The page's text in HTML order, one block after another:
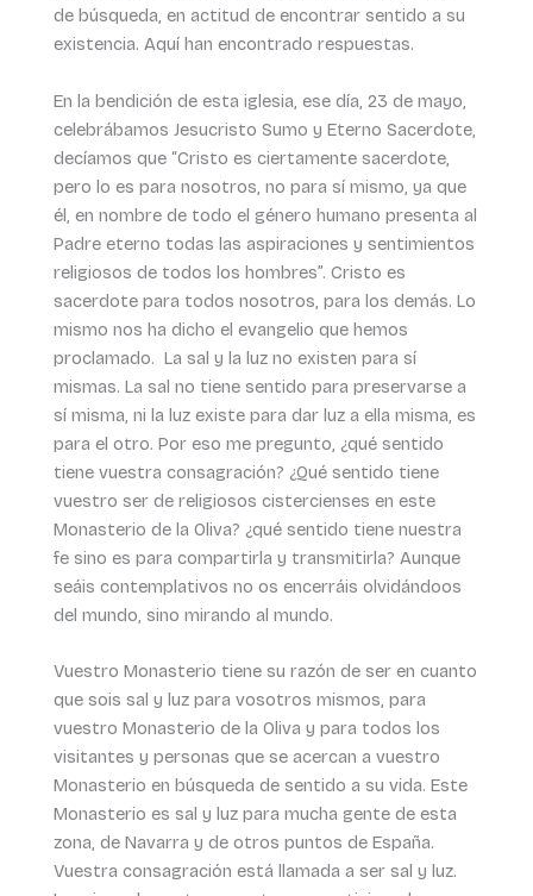
de búsqueda, en actitud de encontrar sentido a su
existencia. Aquí han encontrado respuestas.
En la bendición de esta iglesia, ese día, 23 de mayo,
celebrábamos Jesucristo Sumo y Eterno Sacerdote,
decíamos que “Cristo es ciertamente sacerdote,
pero lo es para nosotros, no para sí mismo, ya que
él, en nombre de todo el género humano presenta al
Padre eterno todas las aspiraciones y sentimientos
religiosos de todos los hombres”. Cristo es
sacerdote para todos nosotros, para los demás. Lo
mismo nos ha dicho el evangelio que hemos
proclamado. La sal y la luz no existen para sí
mismas. La sal no tiene sentido para preservarse a
sí misma, ni la luz existe para dar luz a ella misma, es
para el otro. Por eso me pregunto, ¿qué sentido
tiene vuestra consagración? ¿Qué sentido tiene
vuestro ser de religiosos cistercienses en este
Monasterio de la Oliva? ¿qué sentido tiene nuestra
fe sino es para compartirla y transmitirla? Aunque
seáis contemplativos no os encerráis olvidándoos
del mundo, sino mirando al mundo.
Vuestro Monasterio tiene su razón de ser en cuanto
que sois sal y luz para vosotros mismos, para
vuestro Monasterio de la Oliva y para todos los
visitantes y personas que se acercan a vuestro
Monasterio en búsqueda de sentido a su vida. Este
Monasterio es sal y luz para mucha gente de esta
zona, de Navarra y de otros puntos de España.
Vuestra consagración está llamada a ser sal y luz.